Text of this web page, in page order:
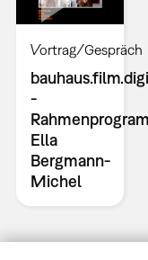
Vortrag/Gespräch
-
Ella
Bergmann-
Michel